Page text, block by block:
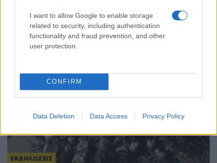
I want to allow Google to enable storage
related to security, including authentication
functionality and fraud prevention, and other
user protection.
CONFIRM
Data Deletion Data Access Privacy Policy
ΕΚΔΗΛΩΣΕΙΣ